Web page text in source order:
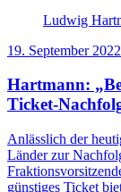
Ludwig
19. September 2022
Hartmann:
Ticket-
Anlässlich der
Länder zur
günstiges Ticket